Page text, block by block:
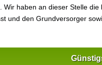
Wir haben an dieser Stelle die
und den Grundversorger